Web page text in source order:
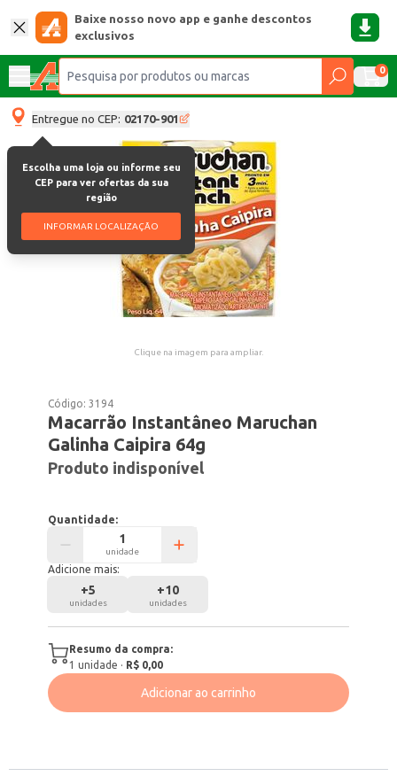
Baixe nosso novo app e ganhe descontos
exclusivos
0
Entregue no CEP: 02170-901
Escolha uma loja ou informe seu
CEP para ver ofertas da sua
região
INFORMAR LOCALIZAÇÃO
Clique na imagem para ampliar.
Código:3194
Macarrão Instantâneo Maruchan
Galinha Caipira 64g
Produto indisponível
Quantidade:
unidade
Adicione mais:
+5
unidades
+10
unidades
Resumo da compra:
1 unidade · R$ 0,00
Adicionar ao carrinho